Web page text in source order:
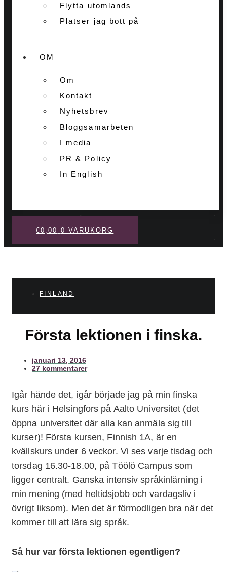
Flytta utomlands
Platser jag bott på
OM
Om
Kontakt
Nyhetsbrev
Bloggsamarbeten
I media
PR & Policy
In English
Sök
€0,00 0 VARUKORG
FINLAND
Första lektionen i finska.
januari 13, 2016
27 kommentarer
Igår hände det, igår började jag på min finska
kurs här i Helsingfors på Aalto Universitet (det
öppna universitet där alla kan anmäla sig till
kurser)! Första kursen, Finnish 1A, är en
kvällskurs under 6 veckor. Vi ses varje tisdag och
torsdag 16.30-18.00, på Töölö Campus som
ligger centralt. Ganska intensiv språkinlärning i
min mening (med heltidsjobb och vardagsliv i
övrigt liksom). Men det är förmodligen bra när det
kommer till att lära sig språk.
Så hur var första lektionen egentligen?